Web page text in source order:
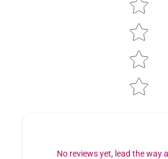
No reviews yet, lead the way